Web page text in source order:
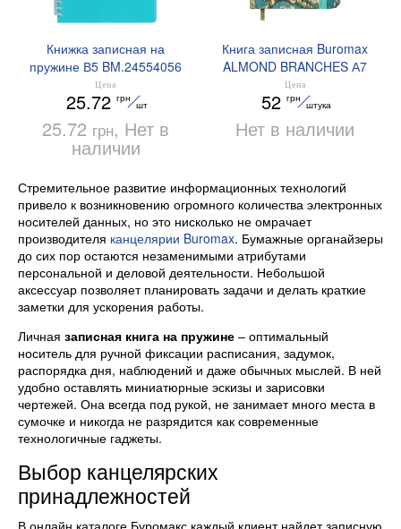
Книжка записная на
пружине В5 BM.24554056
Цена
25.72 грн
шт
25.72 грн, Нет в
наличии
Книга записная Buromax
ALMOND BRANCHES А7
80 л клетка BM.257101-06
Цена
52 грн
штука
Нет в наличии
Стремительное развитие информационных технологий
привело к возникновению огромного количества электронных
носителей данных, но это нисколько не омрачает
производителя канцелярии Buromax. Бумажные органайзеры
до сих пор остаются незаменимыми атрибутами
персональной и деловой деятельности. Небольшой
аксессуар позволяет планировать задачи и делать краткие
заметки для ускорения работы.
Личная записная книга на пружине – оптимальный
носитель для ручной фиксации расписания, задумок,
распорядка дня, наблюдений и даже обычных мыслей. В ней
удобно оставлять миниатюрные эскизы и зарисовки
чертежей. Она всегда под рукой, не занимает много места в
сумочке и никогда не разрядится как современные
технологичные гаджеты.
Выбор канцелярских
принадлежностей